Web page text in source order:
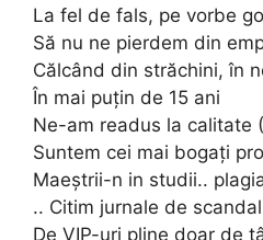
La fel de fals, pe vorbe
Să nu ne pierdem din
Călcând din străchini, în
În mai puțin de 15 ani
Ne-am readus la calitate
Suntem cei mai bogați
Maeștrii-n in studii..
.. Citim jurnale de scandal
De VIP-uri pline doar de